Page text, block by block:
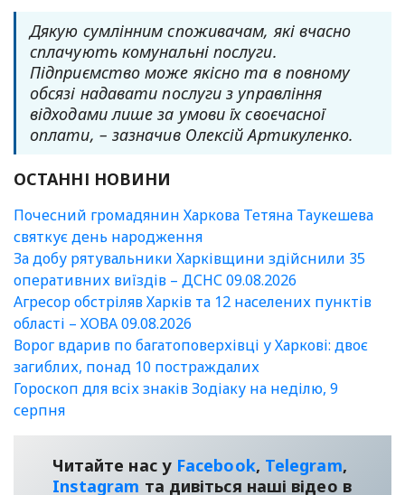
Дякую сумлінним споживачам, які вчасно
сплачують комунальні послуги.
Підприємство може якісно та в повному
обсязі надавати послуги з управління
відходами лише за умови їх своєчасної
оплати, – зазначив Олексій Артикуленко.
ОСТАННІ НОВИНИ
Почесний громадянин Харкова Тетяна Таукешева
святкує день народження
За добу рятувальники Харківщини здійснили 35
оперативних виїздів – ДСНС 09.08.2026
Агресор обстріляв Харків та 12 населених пунктів
області – ХОВА 09.08.2026
Ворог вдарив по багатоповерхівці у Харкові: двоє
загиблих, понад 10 постраждалих
Гороскоп для всіх знаків Зодіаку на неділю, 9
серпня
Читайте нас у Facebook, Telegram,
Instagram та дивіться наші відео в